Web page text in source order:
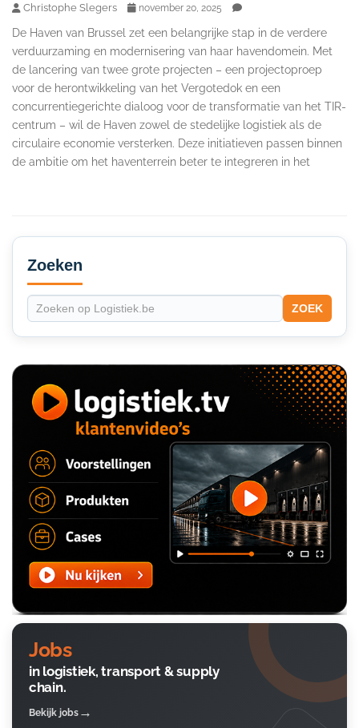
Christophe Slegers november 20, 2025
De Haven van Brussel zet een belangrijke stap in de verdere
verduurzaming en modernisering van haar havendomein. Met
de lancering van twee grote projecten – een projectoproep
voor de herontwikkeling van het Vergotedok en een
concurrentiegerichte dialoog voor de transformatie van het TIR-
centrum – wil de Haven zowel de stedelijke logistiek als de
circulaire economie versterken. Deze initiatieven passen binnen
de ambitie om het haventerrein beter te integreren in het
Secondary
Sidebar
Zoeken
ZOEK
Jobs
in logistiek, transport & supply
chain.
Bekijk jobs